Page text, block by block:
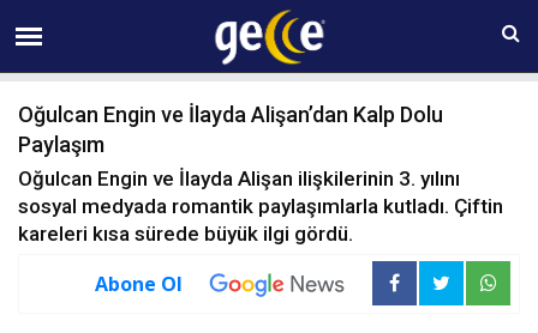
10 AĞUSTOS Pazartesi 23:31
Oğulcan Engin ve İlayda Alişan’dan Kalp Dolu
Paylaşım
Oğulcan Engin ve İlayda Alişan ilişkilerinin 3. yılını
sosyal medyada romantik paylaşımlarla kutladı. Çiftin
kareleri kısa sürede büyük ilgi gördü.
Abone Ol